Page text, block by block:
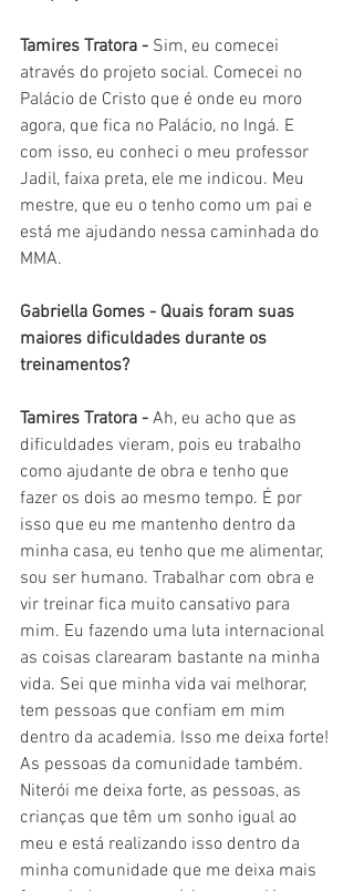
Tamires Tratora - Sim, eu comecei
através do projeto social. Comecei no
Palácio de Cristo que é onde eu moro
agora, que fica no Palácio, no Ingá. E
com isso, eu conheci o meu professor
Jadil, faixa preta, ele me indicou. Meu
mestre, que eu o tenho como um pai e
está me ajudando nessa caminhada do
MMA.
Gabriella Gomes - Quais foram suas
maiores dificuldades durante os
treinamentos?
Tamires Tratora - Ah, eu acho que as
dificuldades vieram, pois eu trabalho
como ajudante de obra e tenho que
fazer os dois ao mesmo tempo. É por
isso que eu me mantenho dentro da
minha casa, eu tenho que me alimentar,
sou ser humano. Trabalhar com obra e
vir treinar fica muito cansativo para
mim. Eu fazendo uma luta internacional
as coisas clarearam bastante na minha
vida. Sei que minha vida vai melhorar,
tem pessoas que confiam em mim
dentro da academia. Isso me deixa forte!
As pessoas da comunidade também.
Niterói me deixa forte, as pessoas, as
crianças que têm um sonho igual ao
meu e está realizando isso dentro da
minha comunidade que me deixa mais